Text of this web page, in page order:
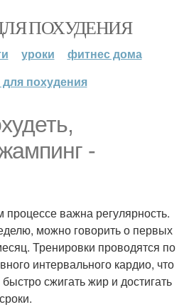
ПОХУДЕНИЯ
уроки
фитнес дома
похудения
-
важна регулярность.
можно говорить о первых
Тренировки проводятся по
интервального кардио, что
сжигать жир и достигать